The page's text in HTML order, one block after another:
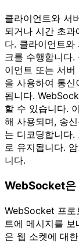
클라이언트와 서
되거나 시간 초
다. 클라이언트
크를 수행합니다
이언트 또는 서
을 사용하여 통
됩니다.
할 수 있습니다.
해 사용되며, 송
는 디코딩합니다
로 유지됩니다.
니다.
WebSocket은
WebSocket 프로
트에 메시지를
은 웹 소켓에 대